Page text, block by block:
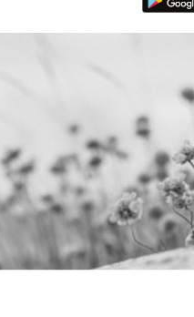
et obtenez un tarif dans
DE VOTRE PROCHE
SURVENIR